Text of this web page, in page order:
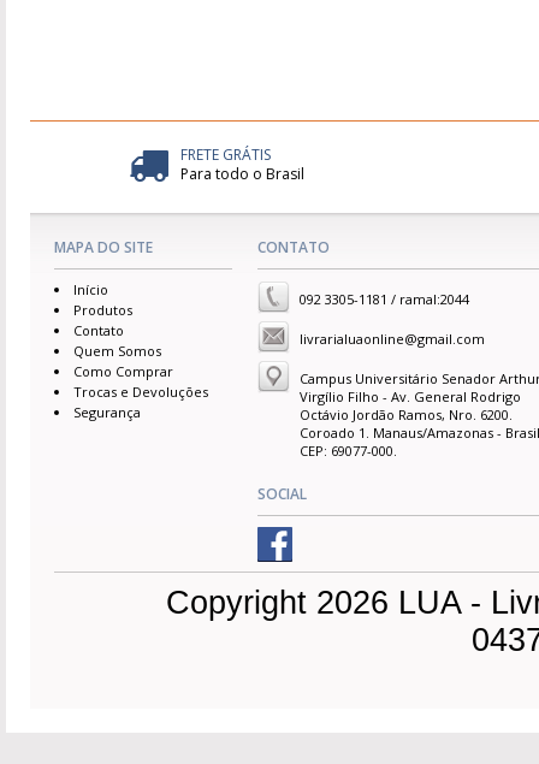
FRETE GRÁTIS
Para todo o Brasil
MAPA DO SITE
Início
Produtos
Contato
Quem Somos
Como Comprar
Trocas e Devoluções
Segurança
CONTATO
092 3305-1181 / ramal:2044
livrarialuaonline@gmail.com
Campus Universitário Senador
Virgílio Filho - Av. General Rodrigo
Octávio Jordão Ramos, Nro. 6200.
Coroado 1. Manaus/Amazonas -
CEP: 69077-000.
SOCIAL
Copyright 2026 LUA -